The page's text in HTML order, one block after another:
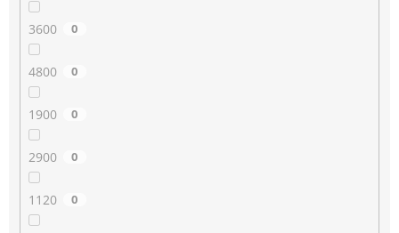
3600 0
4800 0
1900 0
2900 0
1120 0